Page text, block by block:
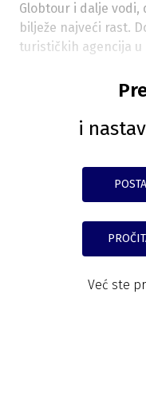
Globtour i dalje vodi,
bilježe najveći rast.
turističkih agencija u
i
Već ste